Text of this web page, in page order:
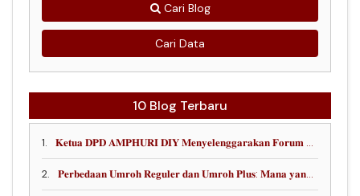
Cari Blog
Cari Data
10 Blog Terbaru
1. 𝐊𝐞𝐭𝐮𝐚 𝐃𝐏𝐃 𝐀𝐌𝐏𝐇𝐔𝐑𝐈 𝐃𝐈𝐘 𝐌𝐞𝐧𝐲𝐞𝐥𝐞𝐧𝐠𝐠𝐚𝐫𝐚𝐤𝐚𝐧 𝐅𝐨𝐫𝐮𝐦 𝐏𝐞𝐧𝐠𝐮𝐚𝐭𝐚𝐧 𝐄𝐤𝐨𝐬𝐢𝐬𝐭𝐞𝐦 𝐔𝐦𝐫𝐚𝐡, 𝐒𝐨𝐬𝐢𝐚𝐥𝐢𝐬𝐚𝐬𝐢 𝐒𝐀𝐁𝐇, 𝐝𝐚𝐧 𝐎𝐩𝐭𝐢𝐦𝐚𝐥𝐢𝐬𝐚𝐬𝐢 𝐃𝐢𝐫𝐞𝐜𝐭 𝐅𝐥𝐢𝐠𝐡𝐭 𝐋𝐢𝐨𝐧 𝐀𝐢𝐫 𝐘𝐈𝐀 - 𝐉𝐞𝐝𝐝𝐚𝐡
2. 𝐏𝐞𝐫𝐛𝐞𝐝𝐚𝐚𝐧 𝐔𝐦𝐫𝐨𝐡 𝐑𝐞𝐠𝐮𝐥𝐞𝐫 𝐝𝐚𝐧 𝐔𝐦𝐫𝐨𝐡 𝐏𝐥𝐮𝐬: 𝐌𝐚𝐧𝐚 𝐲𝐚𝐧𝐠 𝐋𝐞𝐛𝐢𝐡 𝐒𝐞𝐬𝐮𝐚𝐢 𝐮𝐧𝐭𝐮𝐤 𝐀𝐧𝐝𝐚?